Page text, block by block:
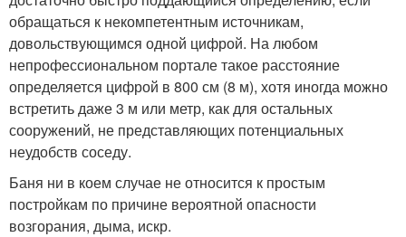
обращаться к некомпетентным источникам,
довольствующимся одной цифрой. На любом
непрофессиональном портале такое расстояние
определяется цифрой в 800 см (8 м), хотя иногда можно
встретить даже 3 м или метр, как для остальных
сооружений, не представляющих потенциальных
неудобств соседу.
Баня ни в коем случае не относится к простым
постройкам по причине вероятной опасности
возгорания, дыма, искр.